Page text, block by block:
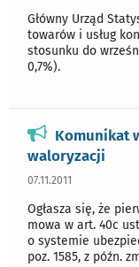
Główny Urząd
towarów i usług
stosunku do
0,7%).
Komunikat
waloryzacji
07.11.2011
Ogłasza się, że
mowa w art. 40c
o systemie
poz. 1585, z późn.